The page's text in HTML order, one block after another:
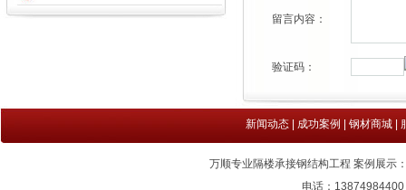
留言内容：
验证码：
新闻动态| 成功案例 钢材商城|
万顺专业隔楼承接钢结构工程 案例展示
电话：